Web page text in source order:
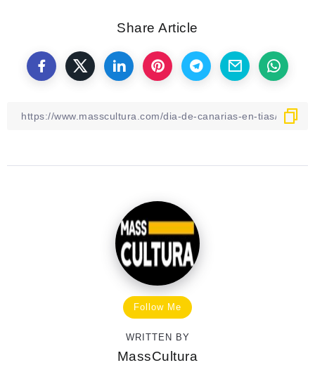
Share Article
Follow Me
WRITTEN BY
MassCultura